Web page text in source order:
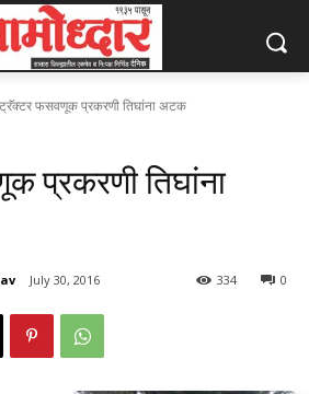
ट्रॅक्टर फसवणूक प्रकरणी तिघांना अटक
प्रकरणी तिघांना
July 30, 2016 0
334